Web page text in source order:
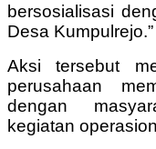
bersosialisasi
Desa Kumpulrejo.”
Aksi tersebut
perusahaan
dengan
kegiatan